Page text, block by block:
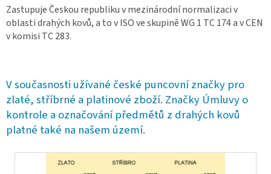
Zastupuje Českou republiku v mezinárodní normalizaci v
oblasti drahých kovů, a to v ISO ve skupině WG 1 TC 174 a v CEN
v komisi TC 283.
V současnosti užívané české puncovní značky pro
zlaté, stříbrné a platinové zboží. Značky Úmluvy o
kontrole a označování předmětů z drahých kovů
platné také na našem území.